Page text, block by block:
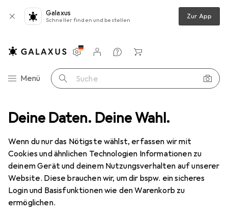
Deine Daten. Deine Wahl.
Wenn du nur das Nötigste wählst, erfassen wir mit
Cookies und ähnlichen Technologien Informationen zu
deinem Gerät und deinem Nutzungsverhalten auf unserer
Website. Diese brauchen wir, um dir bspw. ein sicheres
Login und Basisfunktionen wie den Warenkorb zu
ermöglichen.
Galaxus
Schneller finden und bestellen Zur App
Navigation nach Kategorien
Menü Suche
Einstellungen
Kundenkonto
Vergleichslisten
Merklisten
Warenkorb
Schleifwerkzeuge Beitel + Handhobel Ulmia Hobeleisen
UlmiaHobeleisen
EUR
31,84